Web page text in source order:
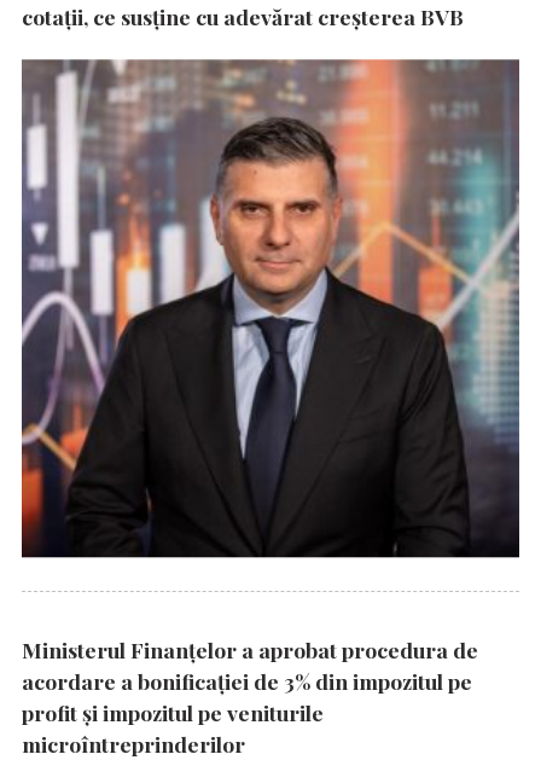
cotații, ce susține cu adevărat creșterea BVB
Ministerul Finanțelor a aprobat procedura de
acordare a bonificației de 3% din impozitul pe
profit și impozitul pe veniturile
microîntreprinderilor